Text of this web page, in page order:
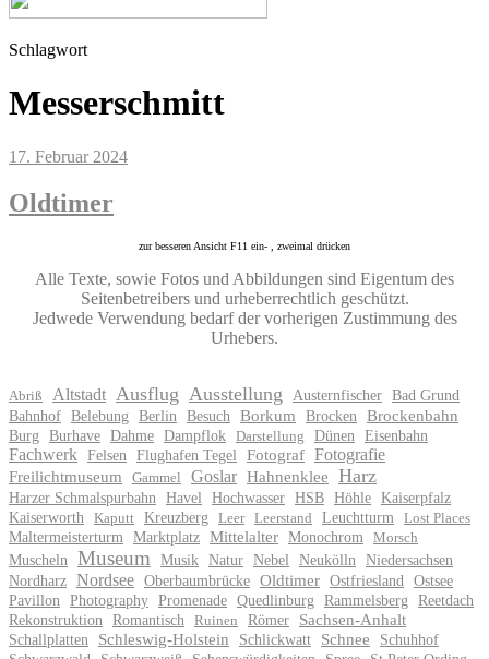
Schlagwort
Messerschmitt
17. Februar 2024
Oldtimer
zur besseren Ansicht F11 ein- , zweimal drücken
Alle Texte, sowie Fotos und Abbildungen sind Eigentum des
Seitenbetreibers und urheberrechtlich geschützt.
Jedwede Verwendung bedarf der vorherigen Zustimmung des
Urhebers.
Abriß Altstadt Ausflug Ausstellung Austernfischer Bad Grund
Bahnhof Belebung Berlin Besuch Borkum Brocken
Brockenbahn
Burg
Burhave Dahme Dampflok Darstellung Dünen Eisenbahn
Fachwerk Felsen Flughafen Tegel Fotograf Fotografie
Freilichtmuseum Gammel Goslar Hahnenklee Harz
Harzer Schmalspurbahn Havel Hochwasser HSB Höhle Kaiserpfalz
Kaiserworth
Kaputt Kreuzberg Leer Leerstand Leuchtturm Lost Places
Maltermeisterturm Marktplatz Mittelalter Monochrom Morsch
Muscheln Museum Musik Natur Nebel Neukölln
Niedersachsen
Nordharz Nordsee Oberbaumbrücke Oldtimer Ostfriesland
Ostsee
Pavillon
Photography Promenade Quedlinburg Rammelsberg
Reetdach
Rekonstruktion
Romantisch Ruinen Römer
Sachsen-Anhalt
Schallplatten
Schleswig-Holstein Schlickwatt Schnee
Schuhhof